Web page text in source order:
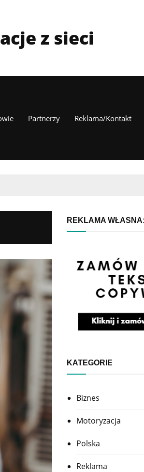
z sieci
Partnerzy Reklama/Kontakt
REKLAMA WŁASNA:
KATEGORIE
Biznes
Motoryzacja
Polska
Reklama